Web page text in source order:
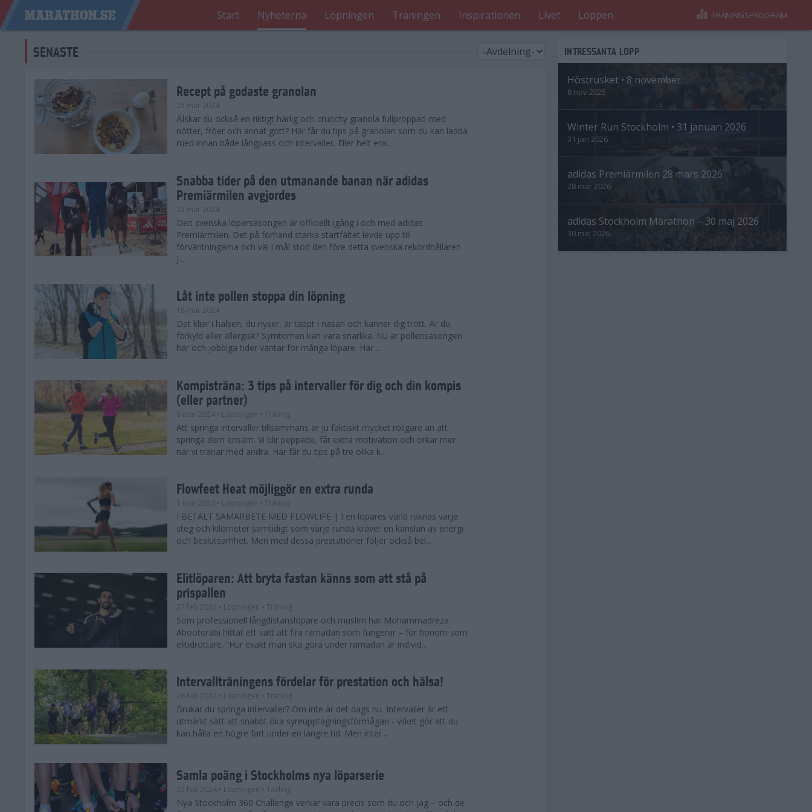
Start Nyheterna Löpningen Träningen Inspirationen Livet Loppen TRÄNINGSPROGRAM
SENASTE
Recept på godaste granolan
25 mar 2024
Älskar du också en riktigt härlig och crunchy granola fullproppad med
nötter, fröer och annat gott? Här får du tips på granolan som du kan ladda
med innan både långpass och intervaller. Eller helt enk...
Snabba tider på den utmanande banan när adidas
Premiärmilen avgjordes
23 mar 2024
Den svenska löparsäsongen är officiellt igång i och med adidas
Premiärmilen. Det på förhand starka startfältet levde upp till
förväntningarna och väl i mål stod den före detta svenska rekordhållaren
J...
Låt inte pollen stoppa din löpning
18 mar 2024
Det kliar i halsen, du nyser, är täppt i näsan och känner dig trött. Är du
förkyld eller allergisk? Symtomen kan vara snarlika. Nu är pollensäsongen
här och jobbiga tider väntar för många löpare. Här ...
Kompisträna: 3 tips på intervaller för dig och din kompis
(eller partner)
8 mar 2024 • Löpningen • Träning
Att springa intervaller tillsammans är ju faktiskt mycket roligare än att
springa dem ensam. Vi blir peppade, får extra motivation och orkar mer
när vi tränar med andra. Här får du tips på tre olika k...
Flowfeet Heat möjliggör en extra runda
1 mar 2024 • Löpningen • Träning
I BETALT SAMARBETE MED FLOWLIFE | I en löpares värld räknas varje
steg och kilometer samtidigt som varje runda kräver en känslan av energi
och beslutsamhet. Men med dessa prestationer följer också bel...
Elitlöparen: Att bryta fastan känns som att stå på
prispallen
27 feb 2024 • Löpningen • Träning
Som professionell långdistanslöpare och muslim har Mohammadreza
Abootorabi hittat ett sätt att fira ramadan som fungerar – för honom som
elitidrottare. ”Hur exakt man ska göra under ramadan är individ...
Intervallträningens fördelar för prestation och hälsa!
26 feb 2024 • Löpningen • Träning
Brukar du springa intervaller? Om inte är det dags nu. Intervaller är ett
utmärkt sätt att snabbt öka syreupptagningsförmågan - vilket gör att du
kan hålla en högre fart under en längre tid. Men inter...
Samla poäng i Stockholms nya löparserie
22 feb 2024 • Löpningen • Tävling
Nya Stockholm 360 Challenge verkar vara precis som du och jag – och de
INTRESSANTA LOPP
Höstrusket • 8 november
8 nov 2025
Winter Run Stockholm • 31 januari 2026
31 jan 2026
adidas Premiärmilen 28 mars 2026
28 mar 2026
adidas Stockholm Marathon – 30 maj 2026
30 maj 2026